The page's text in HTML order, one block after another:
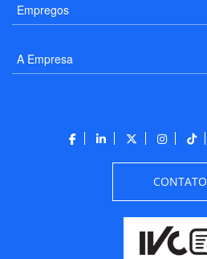
Empregos
A Empresa
CONTATO